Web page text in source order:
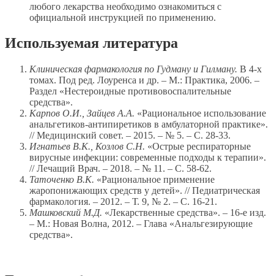
любого лекарства необходимо ознакомиться с
официальной инструкцией по применению.
Используемая литература
Клиническая фармакология по Гудману и Гилману. В 4-х
томах. Под ред. Лоуренса и др. – М.: Практика, 2006. –
Раздел «Нестероидные противовоспалительные
средства».
Карпов О.И., Зайцев А.А. «Рациональное использование
анальгетиков-антипиретиков в амбулаторной практике».
// Медицинский совет. – 2015. – № 5. – С. 28-33.
Игнатьев В.К., Козлов С.Н. «Острые респираторные
вирусные инфекции: современные подходы к терапии».
// Лечащий Врач. – 2018. – № 11. – С. 58-62.
Таточенко В.К. «Рациональное применение
жаропонижающих средств у детей». // Педиатрическая
фармакология. – 2012. – Т. 9, № 2. – С. 16-21.
Машковский М.Д. «Лекарственные средства». – 16-е изд.
– М.: Новая Волна, 2012. – Глава «Анальгезирующие
средства».